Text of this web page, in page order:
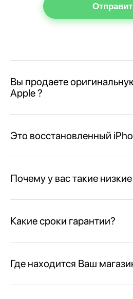
Вы продаете
Apple ?
Это восстановленный
Почему у вас такие
Какие сроки гарантии?
Где находится Ваш